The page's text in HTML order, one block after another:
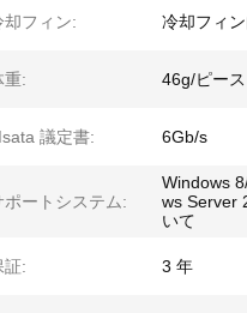
却フィン: 冷却フィ
重: 46g/ピース
議定書: 6Gb/s
ポートシステム:
Windows
ws Server
いて
証: 3 年